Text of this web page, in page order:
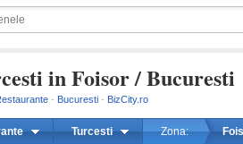
in Foisor / Bucuresti
· Bucuresti · BizCity.ro
Turcesti Zona: